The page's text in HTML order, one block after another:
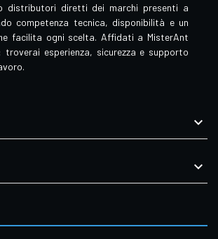
distributori diretti dei marchi presenti a
competenza tecnica, disponibilità e un
facilita ogni scelta. Affidati a MisterAnt
esperienza, sicurezza e supporto

